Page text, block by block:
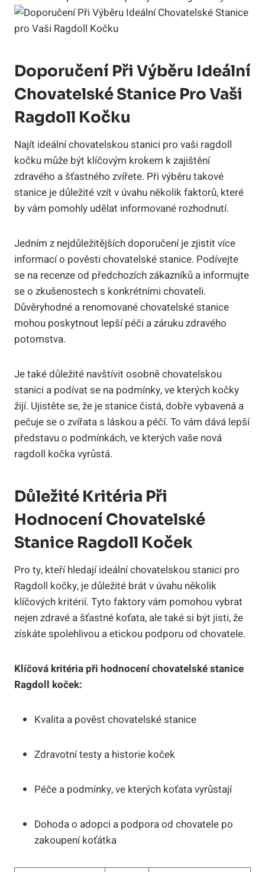
Doporučení ‌Při Výběru Ideální
Chovatelské⁣ Stanice Pro Vaši
Ragdoll ⁢Kočku
Najít ideální chovatelskou stanici pro‍ vaši ⁤ragdoll
kočku⁢ může být klíčovým ⁣krokem k zajištění
zdravého a⁣ šťastného ​zvířete.‌ Při výběru takové
stanice ⁣je‌ důležité vzít v úvahu několik faktorů, které
by vám pomohly ⁢udělat informované rozhodnutí.
Jedním z nejdůležitějších doporučení je zjistit ⁤více
informací ‍o ⁤pověsti chovatelské⁤ stanice. Podívejte
se na recenze od předchozích zákazníků‍ a informujte
se o zkušenostech s konkrétními chovateli.
Důvěryhodné a⁤ renomované​ chovatelské ⁢stanice
mohou poskytnout ⁣lepší péči a záruku zdravého
potomstva.
Je také důležité navštívit​ osobně chovatelskou
stanici ⁣a ⁢podívat se‍ na podmínky, ve‍ kterých ‌kočky‍
žijí. Ujistěte se, že ‍je stanice čistá, dobře​ vybavená a
pečuje se‍ o zvířata ⁣s​ láskou a péčí. To vám dává lepší
představu o podmínkách, ve kterých vaše nová
ragdoll kočka vyrůstá.
Důležité Kritéria Při
Hodnocení Chovatelské
Stanice Ragdoll Koček
Pro ty, kteří hledají ideální ⁤chovatelskou ⁤stanici pro
‍Ragdoll kočky, je důležité brát ‌v úvahu několik
klíčových ⁣kritérií.⁤ Tyto⁢ faktory vám pomohou vybrat
nejen zdravé a‌ šťastné koťata, ale ⁣také si být jisti,⁣ že
‌získáte ‌spolehlivou a etickou podporu ⁤od chovatele.
Klíčová ‍kritéria ⁣při⁢ hodnocení chovatelské stanice
Ragdoll koček:
Kvalita a⁢ pověst chovatelské stanice
Zdravotní testy a ‍historie ⁤koček
Péče a podmínky, ve kterých‌ koťata vyrůstají
Dohoda o adopci a ‌podpora od chovatele⁢ po
zakoupení ⁢koťátka